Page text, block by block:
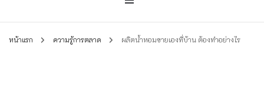
หน้าแรก ความรู้การตลาด ผลิตน้ำหอมขายเองที่บ้าน ต้องทำอย่างไร